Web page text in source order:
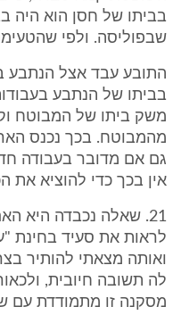
בביתו של חסן הוא היה
שבפוליסה. ולפי
התובע עבד אצל הנתבע
בביתו של הנתבע
משק ביתו של המבוטח
גם אם מדובר בעבודה
אין בכך כדי להוציא את
21. שאלה נכבדה היא
לראות את סעיד בחינת
ואותה מצאתי להותיר
לה תשובה חיובית,
מסקנה זו מתמודדת עם